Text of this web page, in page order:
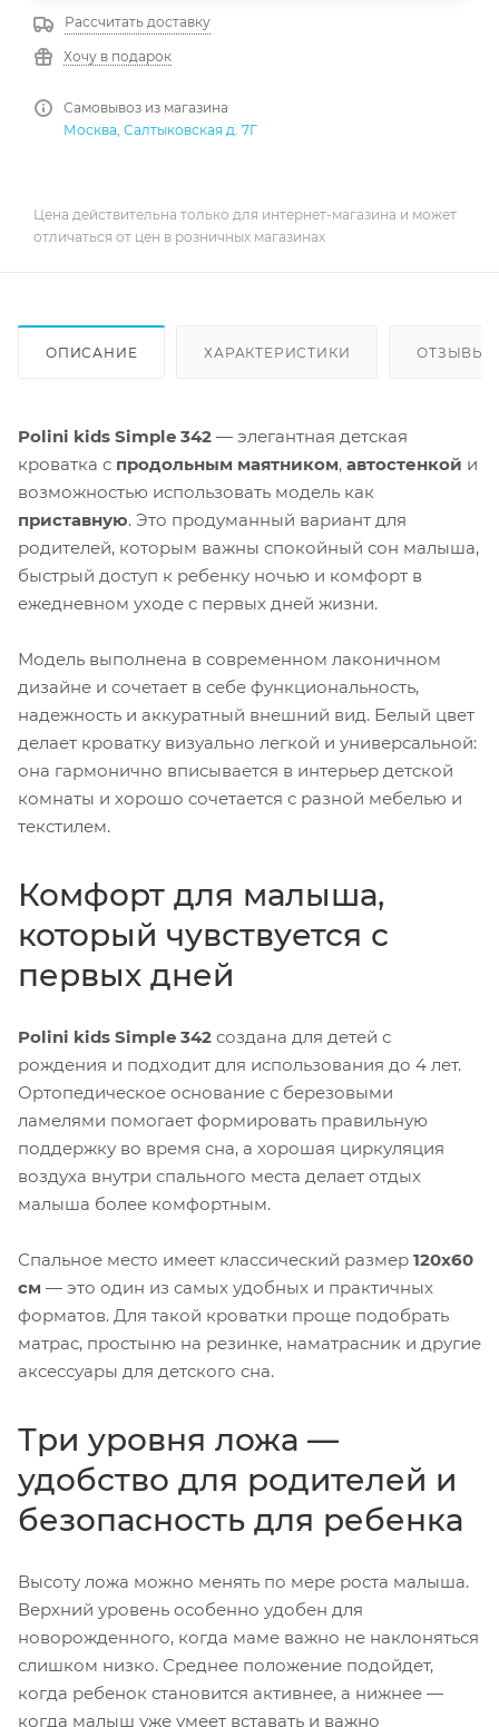
Рассчитать доставку
Хочу в подарок
Самовывоз из магазина
Москва, Салтыковская д. 7Г
Цена действительна только для интернет-магазина и может
отличаться от цен в розничных магазинах
ОПИСАНИЕ ХАРАКТЕРИСТИКИ ОТЗЫВЫ
Polini kids Simple 342 — элегантная детская
кроватка с продольным маятником, автостенкой и
возможностью использовать модель как
приставную. Это продуманный вариант для
родителей, которым важны спокойный сон малыша,
быстрый доступ к ребенку ночью и комфорт в
ежедневном уходе с первых дней жизни.
Модель выполнена в современном лаконичном
дизайне и сочетает в себе функциональность,
надежность и аккуратный внешний вид. Белый цвет
делает кроватку визуально легкой и универсальной:
она гармонично вписывается в интерьер детской
комнаты и хорошо сочетается с разной мебелью и
текстилем.
Комфорт для малыша,
который чувствуется с
первых дней
Polini kids Simple 342 создана для детей с
рождения и подходит для использования до 4 лет.
Ортопедическое основание с березовыми
ламелями помогает формировать правильную
поддержку во время сна, а хорошая циркуляция
воздуха внутри спального места делает отдых
малыша более комфортным.
Спальное место имеет классический размер 120x60
см — это один из самых удобных и практичных
форматов. Для такой кроватки проще подобрать
матрас, простыню на резинке, наматрасник и другие
аксессуары для детского сна.
Три уровня ложа —
удобство для родителей и
безопасность для ребенка
Высоту ложа можно менять по мере роста малыша.
Верхний уровень особенно удобен для
новорожденного, когда маме важно не наклоняться
слишком низко. Среднее положение подойдет,
когда ребенок становится активнее, а нижнее —
когда малыш уже умеет вставать и важно